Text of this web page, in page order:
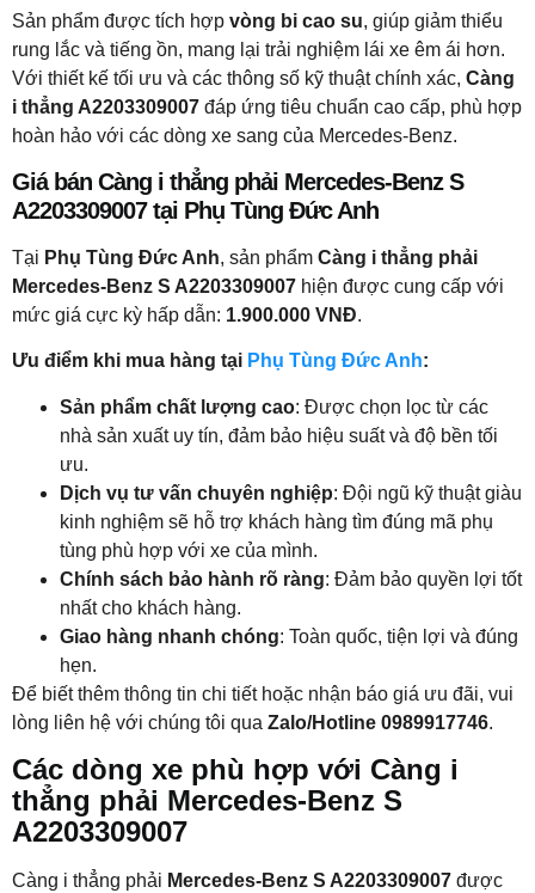
Sản phẩm được tích hợp vòng bi cao su, giúp giảm thiểu
rung lắc và tiếng ồn, mang lại trải nghiệm lái xe êm ái hơn.
Với thiết kế tối ưu và các thông số kỹ thuật chính xác, Càng
i thẳng A2203309007 đáp ứng tiêu chuẩn cao cấp, phù hợp
hoàn hảo với các dòng xe sang của Mercedes-Benz.
Giá bán Càng i thẳng phải Mercedes-Benz S
A2203309007 tại Phụ Tùng Đức Anh
Tại Phụ Tùng Đức Anh, sản phẩm Càng i thẳng phải
Mercedes-Benz S A2203309007 hiện được cung cấp với
mức giá cực kỳ hấp dẫn: 1.900.000 VNĐ.
Ưu điểm khi mua hàng tại Phụ Tùng Đức Anh:
Sản phẩm chất lượng cao: Được chọn lọc từ các
nhà sản xuất uy tín, đảm bảo hiệu suất và độ bền tối
ưu.
Dịch vụ tư vấn chuyên nghiệp: Đội ngũ kỹ thuật giàu
kinh nghiệm sẽ hỗ trợ khách hàng tìm đúng mã phụ
tùng phù hợp với xe của mình.
Chính sách bảo hành rõ ràng: Đảm bảo quyền lợi tốt
nhất cho khách hàng.
Giao hàng nhanh chóng: Toàn quốc, tiện lợi và đúng
hẹn.
Để biết thêm thông tin chi tiết hoặc nhận báo giá ưu đãi, vui
lòng liên hệ với chúng tôi qua Zalo/Hotline 0989917746.
Các dòng xe phù hợp với Càng i
thẳng phải Mercedes-Benz S
A2203309007
Càng i thẳng phải Mercedes-Benz S A2203309007 được